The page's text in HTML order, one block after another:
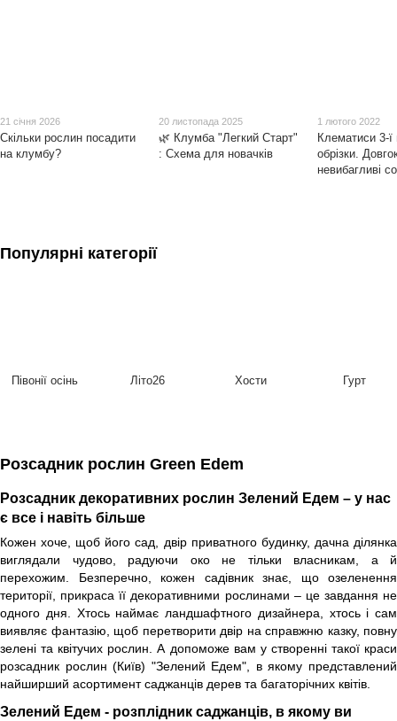
21 січня 2026
Скільки рослин посадити
на клумбу?
20 листопада 2025
🌿 Клумба "Легкий Старт"
: Схема для новачків
1 лютого 2022
Клематиси 3-ї
обрізки.
невибагливі
Популярні категорії
Півонії осінь Літо26 Хости Гурт
Розсадник рослин Green Edem
Розсадник декоративних рослин Зелений Едем – у нас
є все і навіть більше
Кожен хоче, щоб його сад, двір приватного будинку, дачна ділянка
виглядали чудово, радуючи око не тільки власникам, а й
перехожим. Безперечно, кожен садівник знає, що озеленення
території, прикраса її декоративними рослинами – це завдання не
одного дня. Хтось наймає ландшафтного дизайнера, хтось і сам
виявляє фантазію, щоб перетворити двір на справжню казку, повну
зелені та квітучих рослин. А допоможе вам у створенні такої краси
розсадник рослин (Київ) "Зелений Едем", в якому представлений
найширший асортимент саджанців дерев та багаторічних квітів.
Зелений Едем - розплідник саджанців, в якому ви